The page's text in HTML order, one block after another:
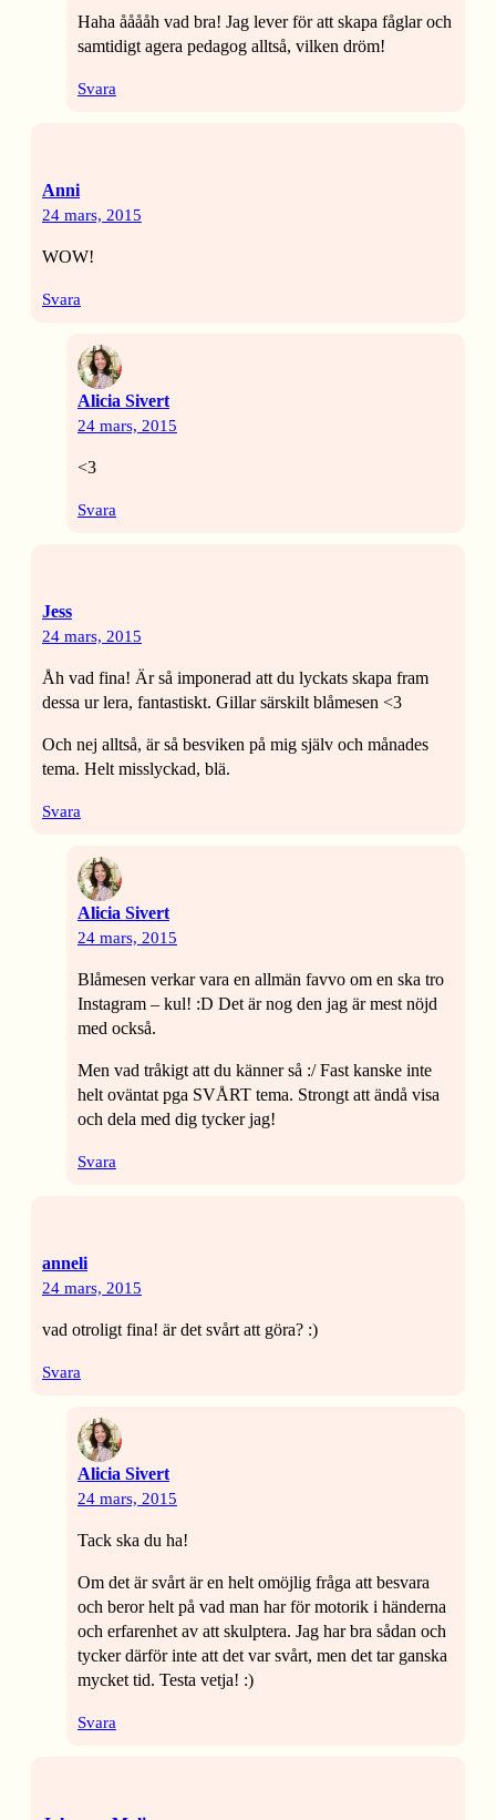
Haha ååååh vad bra! Jag lever för att skapa fåglar och
samtidigt agera pedagog alltså, vilken dröm!
Svara
Anni
24 mars, 2015
WOW!
Svara
Alicia Sivert
24 mars, 2015
<3
Svara
Jess
24 mars, 2015
Åh vad fina! Är så imponerad att du lyckats skapa fram
dessa ur lera, fantastiskt. Gillar särskilt blåmesen <3
Och nej alltså, är så besviken på mig själv och månades
tema. Helt misslyckad, blä.
Svara
Alicia Sivert
24 mars, 2015
Blåmesen verkar vara en allmän favvo om en ska tro
Instagram – kul! :D Det är nog den jag är mest nöjd
med också.
Men vad tråkigt att du känner så :/ Fast kanske inte
helt oväntat pga SVÅRT tema. Strongt att ändå visa
och dela med dig tycker jag!
Svara
anneli
24 mars, 2015
vad otroligt fina! är det svårt att göra? :)
Svara
Alicia Sivert
24 mars, 2015
Tack ska du ha!
Om det är svårt är en helt omöjlig fråga att besvara
och beror helt på vad man har för motorik i händerna
och erfarenhet av att skulptera. Jag har bra sådan och
tycker därför inte att det var svårt, men det tar ganska
mycket tid. Testa vetja! :)
Svara